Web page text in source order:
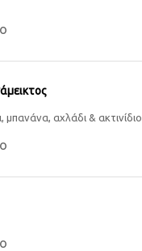
αχλάδι & ακτινίδιο